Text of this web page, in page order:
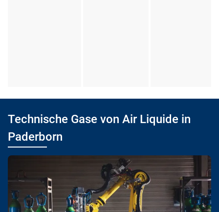
Technische Gase von Air Liquide in
Paderborn